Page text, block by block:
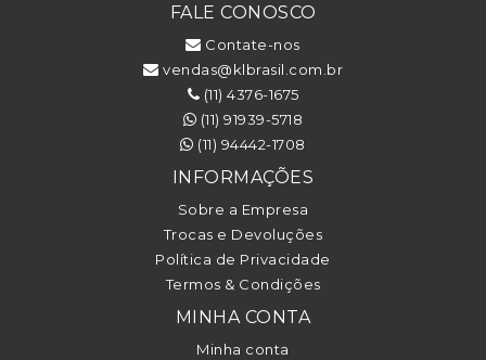
FALE CONOSCO
Contate-nos
vendas@klbrasil.com.br
(11) 4376-1675
(11) 91939-5718
(11) 94442-1708
INFORMAÇÕES
Sobre a Empresa
Trocas e Devoluções
Política de Privacidade
Termos & Condições
MINHA CONTA
Minha conta